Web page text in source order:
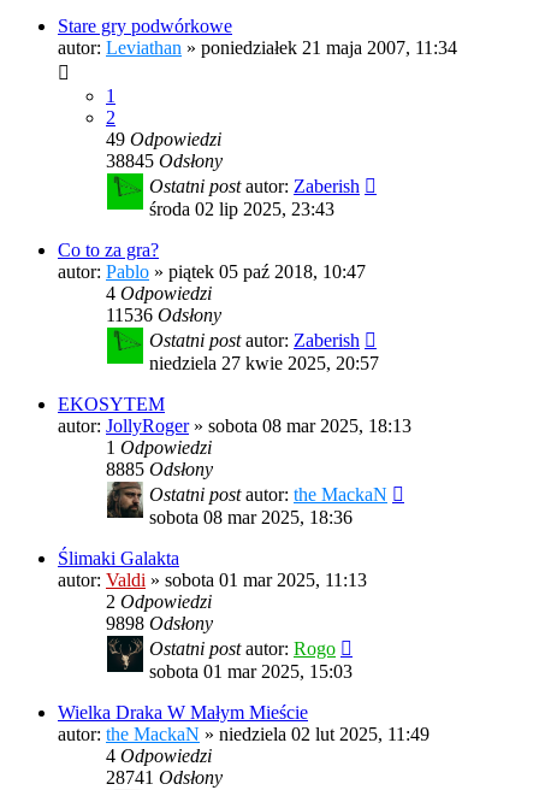
Stare gry podwórkowe
autor: Leviathan » poniedziałek 21 maja 2007, 11:34
1
2
49 Odpowiedzi
38845 Odsłony
Ostatni postautor: Zaberish
środa 02 lip 2025, 23:43
Co to za gra?
autor: Pablo » piątek 05 paź 2018, 10:47
4 Odpowiedzi
11536 Odsłony
Ostatni postautor: Zaberish
niedziela 27 kwie 2025, 20:57
EKOSYTEM
autor: JollyRoger» sobota 08 mar 2025, 18:13
1 Odpowiedzi
8885 Odsłony
Ostatni postautor: the MackaN
sobota 08 mar 2025, 18:36
Ślimaki Galakta
autor: Valdi » sobota 01 mar 2025, 11:13
2 Odpowiedzi
9898 Odsłony
Ostatni postautor: Rogo
sobota 01 mar 2025, 15:03
Wielka Draka W Małym Mieście
autor: the MackaN » niedziela 02 lut 2025, 11:49
4 Odpowiedzi
28741 Odsłony